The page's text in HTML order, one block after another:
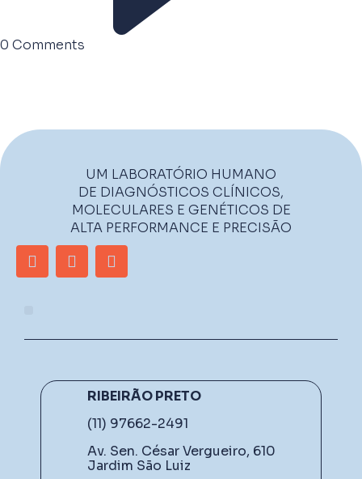
0 Comments
UM LABORATÓRIO HUMANO
DE DIAGNÓSTICOS CLÍNICOS,
MOLECULARES E GENÉTICOS DE
ALTA PERFORMANCE E PRECISÃO
RIBEIRÃO PRETO
(11) 97662-2491
Av. Sen. César Vergueiro, 610
Jardim São Luiz